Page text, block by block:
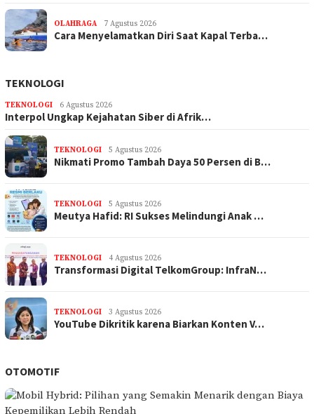
OLAHRAGA 7 Agustus 2026
Cara Menyelamatkan Diri Saat Kapal Terba…
TEKNOLOGI
TEKNOLOGI 6 Agustus 2026
Interpol Ungkap Kejahatan Siber di Afrik…
TEKNOLOGI 5 Agustus 2026
Nikmati Promo Tambah Daya 50 Persen di B…
TEKNOLOGI 5 Agustus 2026
Meutya Hafid: RI Sukses Melindungi Anak …
TEKNOLOGI 4 Agustus 2026
Transformasi Digital TelkomGroup: InfraN…
TEKNOLOGI 3 Agustus 2026
YouTube Dikritik karena Biarkan Konten V…
OTOMOTIF